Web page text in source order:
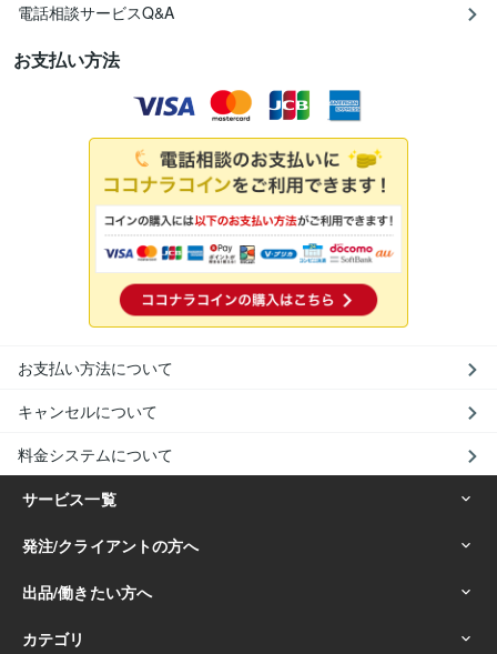
電話相談サービスQ&A
お支払い方法
お支払い方法について
キャンセルについて
料金システムについて